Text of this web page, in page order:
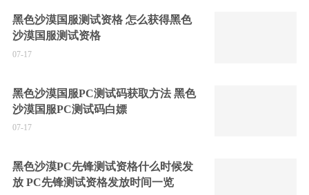
黑色沙漠国服测试资格 怎么获得黑色
沙漠国服测试资格
07-17
黑色沙漠国服PC测试码获取方法 黑色
沙漠国服PC测试码白嫖
07-17
黑色沙漠PC先锋测试资格什么时候发
放 PC先锋测试资格发放时间一览